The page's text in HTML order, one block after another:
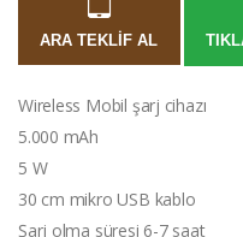
ARA TEKLIF AL
Wireless Mobil şarj cihazı
5.000 mAh
5 W
30 cm mikro USB kablo
Şarj olma süresi 6-7 saat